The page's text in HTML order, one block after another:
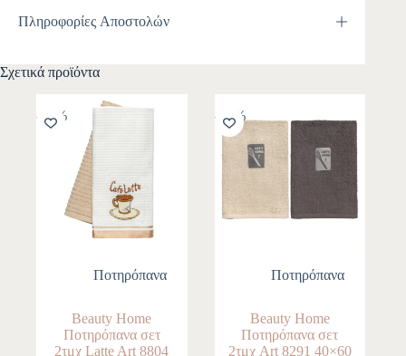
Πληροφορίες Αποστολών
Σχετικά προϊόντα
-10%
Ποτηρόπανα
Beauty Home
Ποτηρόπανα σετ
2τμχ Latte Art 8804
-10%
Ποτηρόπανα
Beauty Home
Ποτηρόπανα σετ
2τμχ Art 8291 40×60